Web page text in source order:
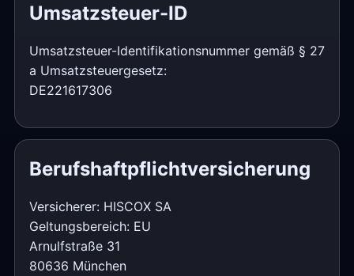
Umsatzsteuer-ID
Umsatzsteuer-Identifikationsnummer gemäß § 27
a Umsatzsteuergesetz:
DE221617306
Berufshaftpflichtversicherung
Versicherer: HISCOX SA
Geltungsbereich: EU
Arnulfstraße 31
80636 München